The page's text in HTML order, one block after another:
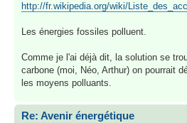
http://fr.wikipedia.org/wiki/
Les énergies fossiles polluent.
Comme je l'ai déjà dit, la solution se
carbone (moi, Néo, Arthur) on pourrait
les moyens polluants.
Re: Avenir énergétique